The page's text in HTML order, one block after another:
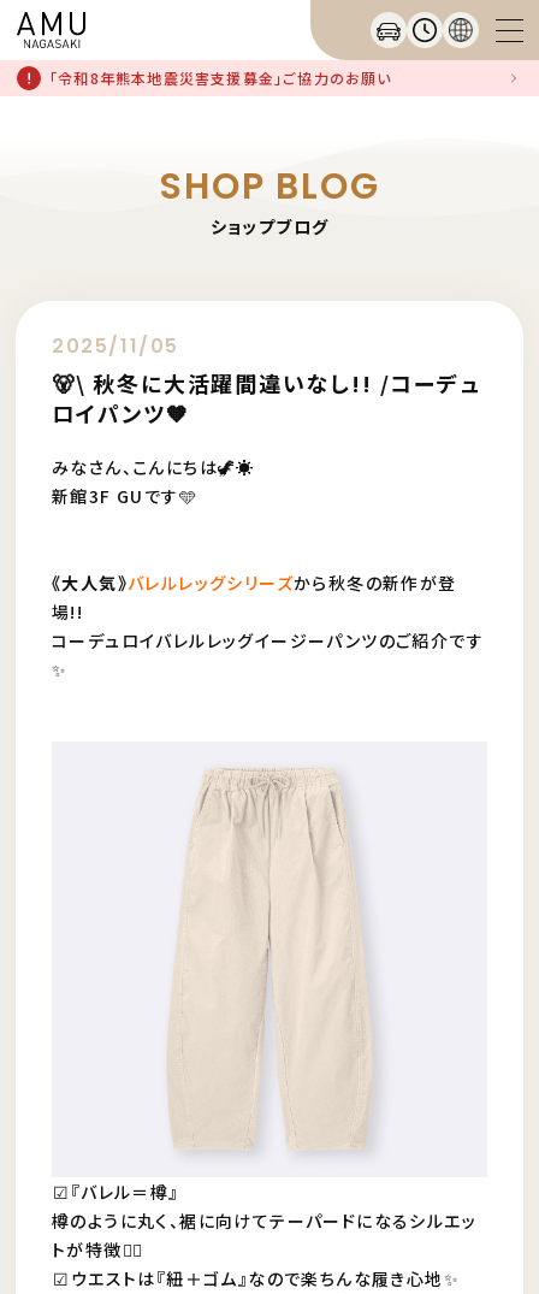
「令和8年熊本地震災害支援募金」ご協力のお願い
SHOP BLOG
ショップブログ
2025/11/05
🐻\ 秋冬に大活躍間違いなし!! /コーデュ
ロイパンツ🧡
みなさん、こんにちは🦖☀️
新館3F GUです🩵
《大人気》バレルレッグシリーズから秋冬の新作が登
場!!
コーデュロイバレルレッグイージーパンツのご紹介です
✨
︎︎︎︎☑︎『バレル＝樽』
樽のように丸く、裾に向けてテーパードになるシルエッ
トが特徴☝🏻
︎︎︎︎︎︎☑︎ウエストは『紐＋ゴム』なので楽ちんな履き心地✨